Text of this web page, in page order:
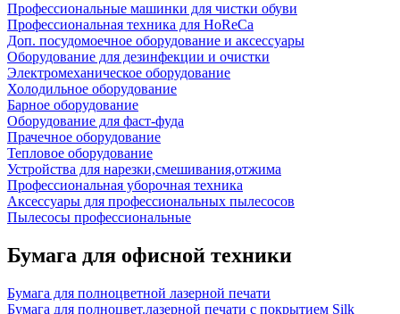
Профессиональные машинки для чистки обуви
Профессиональная техника для HoReCa
Доп. посудомоечное оборудование и аксессуары
Оборудование для дезинфекции и очистки
Электромеханическое оборудование
Холодильное оборудование
Барное оборудование
Оборудование для фаст-фуда
Прачечное оборудование
Тепловое оборудование
Устройства для нарезки,смешивания,отжима
Профессиональная уборочная техника
Аксессуары для профессиональных пылесосов
Пылесосы профессиональные
Бумага для офисной техники
Бумага для полноцветной лазерной печати
Бумага для полноцвет.лазерной печати с покрытием Silk